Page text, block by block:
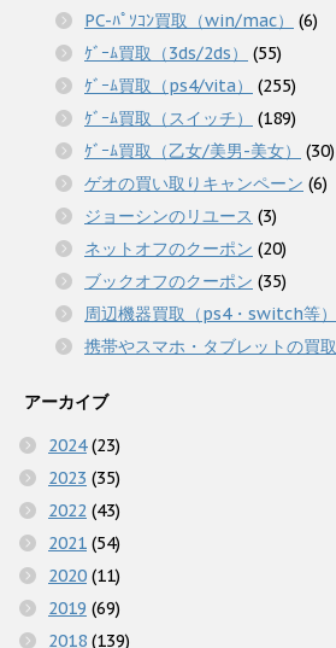
PC-ﾊﾟｿｺﾝ買取（win/mac）
(6)
ｹﾞｰﾑ買取（3ds/2ds）
(55)
ｹﾞｰﾑ買取（ps4/vita）
(255)
ｹﾞｰﾑ買取（スイッチ）
(189)
ｹﾞｰﾑ買取（乙女/美男-美女）
(30)
ゲオの買い取りキャンペーン (6)
ジョーシンのリユース (3)
ネットオフのクーポン (20)
ブックオフのクーポン (35)
周辺機器買取（ps4・switch等）
携帯やスマホ・タブレットの買取
アーカイブ
2024(23)
2023 (35)
2022 (43)
2021 (54)
2020 (11)
2019 (69)
2018 (139)